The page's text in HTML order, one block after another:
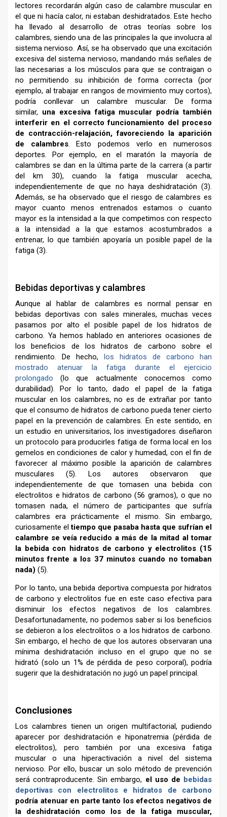
lectores recordarán algún caso de calambre muscular en
el que ni hacía calor, ni estaban deshidratados. Este hecho
ha llevado al desarrollo de otras teorías sobre los
calambres, siendo una de las principales la que involucra al
sistema nervioso. Así, se ha observado que una excitación
excesiva del sistema nervioso, mandando más señales de
las necesarias a los músculos para que se contraigan o
no permitiendo su inhibición de forma correcta (por
ejemplo, al trabajar en rangos de movimiento muy cortos),
podría conllevar un calambre muscular. De forma
similar, una excesiva fatiga muscular podría también
interferir en el correcto funcionamiento del proceso
de contracción-relajación, favoreciendo la aparición
de calambres. Esto podemos verlo en numerosos
deportes. Por ejemplo, en el maratón la mayoría de
calambres se dan en la última parte de la carrera (a partir
del km 30), cuando la fatiga muscular acecha,
independientemente de que no haya deshidratación (3).
Además, se ha observado que el riesgo de calambres es
mayor cuanto menos entrenados estamos o cuanto
mayor es la intensidad a la que competimos con respecto
a la intensidad a la que estamos acostumbrados a
entrenar, lo que también apoyaría un posible papel de la
fatiga (3).
Bebidas deportivas y calambres
Aunque al hablar de calambres es normal pensar en
bebidas deportivas con sales minerales, muchas veces
pasamos por alto el posible papel de los hidratos de
carbono. Ya hemos hablado en anteriores ocasiones de
los beneficios de los hidratos de carbono sobre el
rendimiento. De hecho, los hidratos de carbono han
mostrado atenuar la fatiga durante el ejercicio
prolongado
(lo que actualmente conocemos como
durabilidad). Por lo tanto, dado el papel de la fatiga
muscular en los calambres, no es de extrañar por tanto
que el consumo de hidratos de carbono pueda tener cierto
papel en la prevención de calambres. En este sentido, en
un estudio en universitarios, los investigadores diseñaron
un protocolo para producirles fatiga de forma local en los
gemelos en condiciones de calor y humedad, con el fin de
favorecer al máximo posible la aparición de calambres
musculares (5). Los autores observaron que
independientemente de que tomasen una bebida con
electrolitos e hidratos de carbono (56 gramos), o que no
tomasen nada, el número de participantes que sufría
calambres era prácticamente el mismo. Sin embargo,
curiosamente eltiempo que pasaba hasta que sufrían el
calambre se veía reducido a más de la mitad al tomar
la bebida con hidratos de carbono y electrolitos (15
minutos frente a los 37 minutos cuando no tomaban
nada) (5).
Por lo tanto, una bebida deportiva compuesta por hidratos
de carbono y electrolitos fue en este caso efectiva para
disminuir los efectos negativos de los calambres.
Desafortunadamente, no podemos saber si los beneficios
se debieron a los electrolitos o a los hidratos de carbono.
Sin embargo, el hecho de que los autores observaran una
mínima deshidratación incluso en el grupo que no se
hidrató (solo un 1% de pérdida de peso corporal), podría
sugerir que la deshidratación no jugó un papel principal.
Conclusiones
Los calambres tienen un origen multifactorial, pudiendo
aparecer por deshidratación e hiponatremia (pérdida de
electrolitos), pero también por una excesiva fatiga
muscular o una hiperactivación a nivel del sistema
nervioso. Por ello, buscar un solo método de prevención
será contraproducente. Sin embargo, el uso de bebidas
deportivas con electrolitos e hidratos de carbono
podría atenuar en parte tanto los efectos negativos de
la deshidratación como los de la fatiga muscular,